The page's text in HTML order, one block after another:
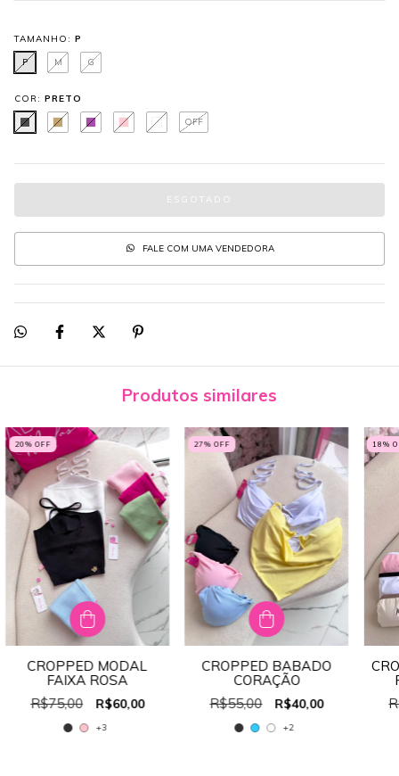
TAMANHO: P
P
M G
COR: PRETO
OFF
FALE COM UMA VENDEDORA
Produtos similares
20% OFF
CROPPED MODAL
FAIXA ROSA
R$75,00
R$60,00
+3
27% OFF
CROPPED BABADO
CORAÇÃO
R$55,00
R$40,00
+2
18%